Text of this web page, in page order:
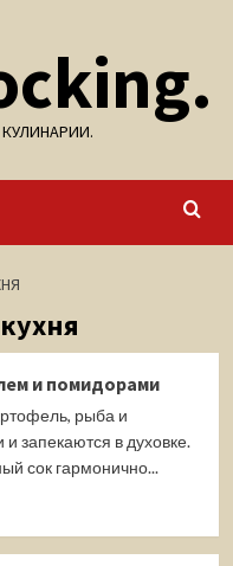
и помидорами
рыба и
запекаются в духовке.
сок гармонично...